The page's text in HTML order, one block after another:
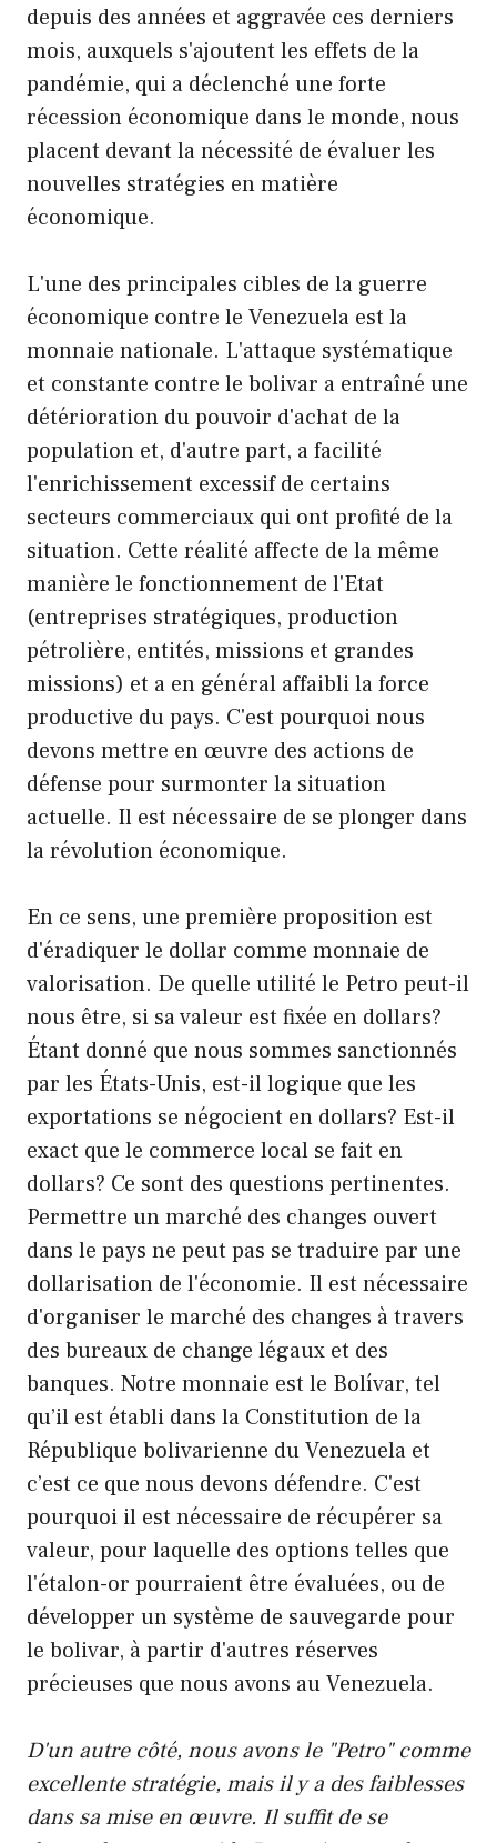
depuis des années et aggravée ces derniers
mois, auxquels s'ajoutent les effets de la
pandémie, qui a déclenché une forte
récession économique dans le monde, nous
placent devant la nécessité de évaluer les
nouvelles stratégies en matière
économique.
L'une des principales cibles de la guerre
économique contre le Venezuela est la
monnaie nationale. L'attaque systématique
et constante contre le bolivar a entraîné une
détérioration du pouvoir d'achat de la
population et, d'autre part, a facilité
l'enrichissement excessif de certains
secteurs commerciaux qui ont profité de la
situation. Cette réalité affecte de la même
manière le fonctionnement de l'Etat
(entreprises stratégiques, production
pétrolière, entités, missions et grandes
missions) et a en général affaibli la force
productive du pays. C'est pourquoi nous
devons mettre en œuvre des actions de
défense pour surmonter la situation
actuelle. Il est nécessaire de se plonger dans
la révolution économique.
En ce sens, une première proposition est
d'éradiquer le dollar comme monnaie de
valorisation. De quelle utilité le Petro peut-il
nous être, si sa valeur est fixée en dollars?
Étant donné que nous sommes sanctionnés
par les États-Unis, est-il logique que les
exportations se négocient en dollars? Est-il
exact que le commerce local se fait en
dollars? Ce sont des questions pertinentes.
Permettre un marché des changes ouvert
dans le pays ne peut pas se traduire par une
dollarisation de l'économie. Il est nécessaire
d'organiser le marché des changes à travers
des bureaux de change légaux et des
banques. Notre monnaie est le Bolívar, tel
qu’il est établi dans la Constitution de la
République bolivarienne du Venezuela et
c’est ce que nous devons défendre. C'est
pourquoi il est nécessaire de récupérer sa
valeur, pour laquelle des options telles que
l'étalon-or pourraient être évaluées, ou de
développer un système de sauvegarde pour
le bolivar, à partir d'autres réserves
précieuses que nous avons au Venezuela.
D'un autre côté, nous avons le "Petro" comme
excellente stratégie, mais il y a des faiblesses
dans sa mise en œuvre. Il suffit de se